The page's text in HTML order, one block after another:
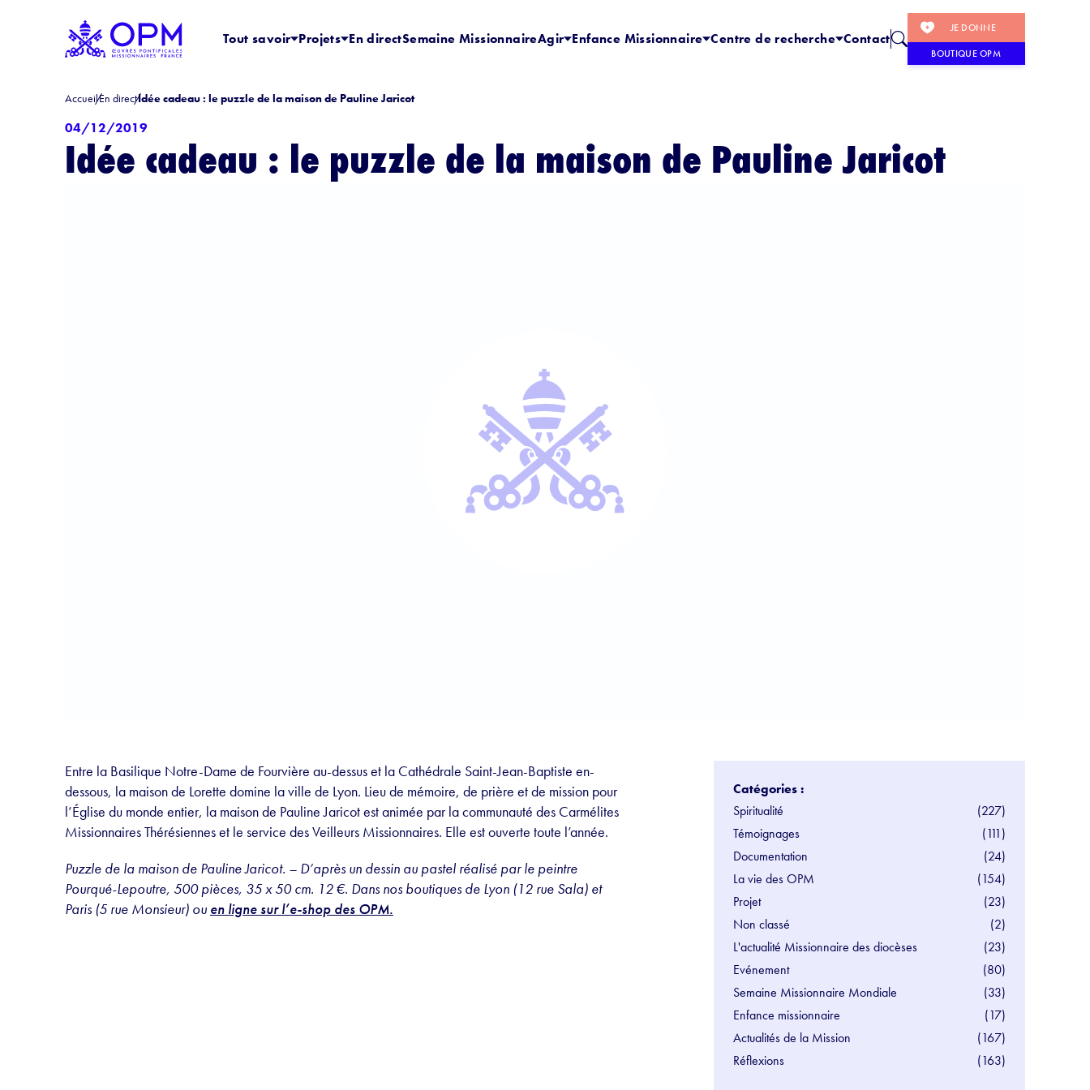
Tout savoir Projets En directSemaine MissionnaireAgir Enfance Missionnaire Centre de recherche Contact
JE DONNE
BOUTIQUE OPM
AccueilEn directIdée cadeau : le puzzle de la maison de Pauline Jaricot
04/12/2019
Idée cadeau : le puzzle de la maison de Pauline Jaricot
Entre la Basilique Notre-Dame de Fourvière au-dessus et la Cathédrale Saint-Jean-Baptiste en-
dessous, la maison de Lorette domine la ville de Lyon. Lieu de mémoire, de prière et de mission pour
l’Église du monde entier, la maison de Pauline Jaricot est animée par la communauté des Carmélites
Missionnaires Thérésiennes et le service des Veilleurs Missionnaires. Elle est ouverte toute l’année.
Puzzle de la maison de Pauline Jaricot. – D’après un dessin au pastel réalisé par le peintre
Pourqué-Lepoutre, 500 pièces, 35 x 50 cm. 12 €. Dans nos boutiques de Lyon (12 rue Sala) et
Paris (5 rue Monsieur) ou en ligne sur l’e-shop des OPM.
Catégories :
Spiritualité
(227)
Témoignages
(111)
Documentation
(24)
La vie des OPM
(154)
Projet
(23)
Non classé
(2)
L'actualité Missionnaire des diocèses
(23)
Evénement
(80)
Semaine Missionnaire Mondiale
(33)
Enfance missionnaire
(17)
Actualités de la Mission
(167)
Réflexions
(163)